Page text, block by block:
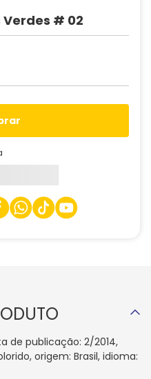
Verdes # 02
de publicação: 2/2014,
origem: Brasil, idioma: